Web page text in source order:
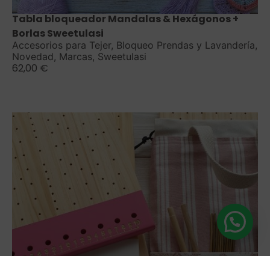
Tabla bloqueador Mandalas & Hexágonos +
Borlas Sweetulasi
Accesorios para Tejer, Bloqueo Prendas y Lavandería,
Novedad, Marcas, Sweetulasi
62,00 €